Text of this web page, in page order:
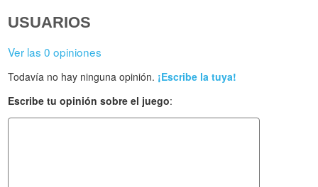
USUARIOS
Ver las 0 opiniones
Todavía no hay ninguna opinión. ¡Escribe la tuya!
Escribe tu opinión sobre el juego: